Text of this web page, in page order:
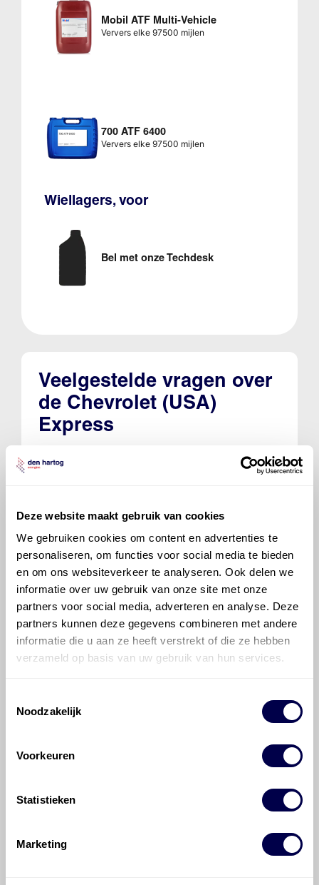
Deze website maakt gebruik van cookies
We gebruiken cookies om content en advertenties te
personaliseren, om functies voor social media te bieden
en om ons websiteverkeer te analyseren. Ook delen we
informatie over uw gebruik van onze site met onze
partners voor social media, adverteren en analyse. Deze
partners kunnen deze gegevens combineren met andere
informatie die u aan ze heeft verstrekt of die ze hebben
verzameld op basis van uw gebruik van hun services.
Noodzakelijk
Voorkeuren
Statistieken
Marketing
Mobil ATF Multi-Vehicle
Ververs elke 97500 mijlen
700 ATF 6400
Ververs elke 97500 mijlen
Wiellagers, voor
Bel met onze Techdesk
Veelgestelde vragen over
de Chevrolet (USA)
Express
Welke motorolie adviseert Den Hartog
Hoeveel motorolie gaat er in een
Chevrolet (USA) Express?
Hoe vaak moet de motorolie ververst
worden bij een Chevrolet (USA) Express?
Voor welke onderdelen van de
©Olyslager
gereproduceerd, opgeslagen in een database of op
andere manieren worden overgedragen zonder